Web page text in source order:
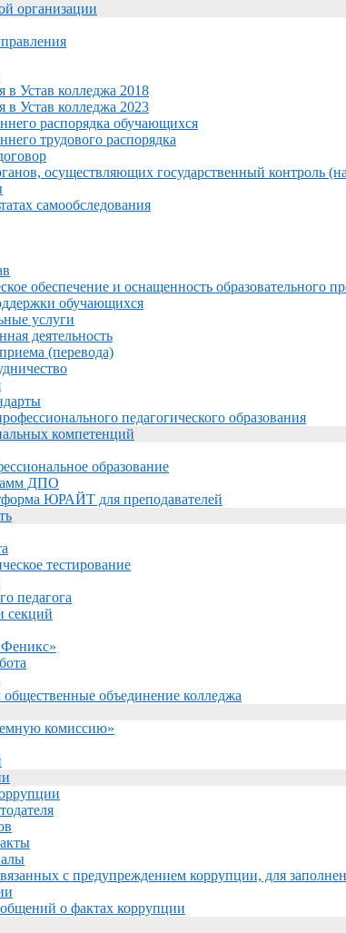
организации
в Устав колледжа 2018
в Устав колледжа 2023
распорядка обучающихся
трудового распорядка
осуществляющих государственный контроль
самообследования
обеспечение и оснащенность образовательного
обучающихся
услуги
деятельность
(перевода)
педагогического образования
компетенций
образование
ДПО
ЮРАЙТ для преподавателей
тестирование
педагога
секций
общественные объединение колледжа
комиссию»
с предупреждением коррупции, для
о фактах коррупции